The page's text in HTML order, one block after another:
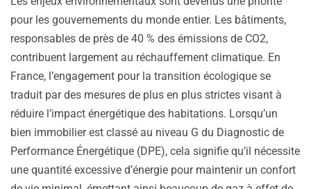
pour les gouvernements du monde entier. Les bâtiments,
responsables de près de 40 % des émissions de CO2,
contribuent largement au réchauffement climatique. En
France, l’engagement pour la transition écologique se
traduit par des mesures de plus en plus strictes visant à
réduire l’impact énergétique des habitations. Lorsqu’un
bien immobilier est classé au niveau G du Diagnostic de
Performance Énergétique (DPE), cela signifie qu’il nécessite
une quantité excessive d’énergie pour maintenir un confort